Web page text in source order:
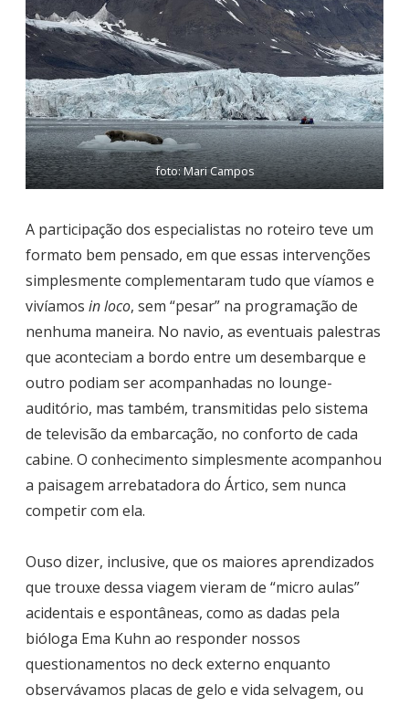
foto: Mari Campos
A participação dos especialistas no roteiro teve um
formato bem pensado, em que essas intervenções
simplesmente complementaram tudo que víamos e
vivíamos in loco, sem “pesar” na programação de
nenhuma maneira. No navio, as eventuais palestras
que aconteciam a bordo entre um desembarque e
outro podiam ser acompanhadas no lounge-
auditório, mas também, transmitidas pelo sistema
de televisão da embarcação, no conforto de cada
cabine. O conhecimento simplesmente acompanhou
a paisagem arrebatadora do Ártico, sem nunca
competir com ela.
Ouso dizer, inclusive, que os maiores aprendizados
que trouxe dessa viagem vieram de “micro aulas”
acidentais e espontâneas, como as dadas pela
bióloga Ema Kuhn ao responder nossos
questionamentos no deck externo enquanto
observávamos placas de gelo e vida selvagem, ou